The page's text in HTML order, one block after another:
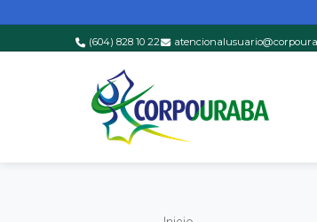
Saltar al contenido principal
(604) 828 10 22
Inicio